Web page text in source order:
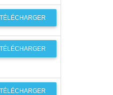
TÉLÉCHARGER
TÉLÉCHARGER
TÉLÉCHARGER